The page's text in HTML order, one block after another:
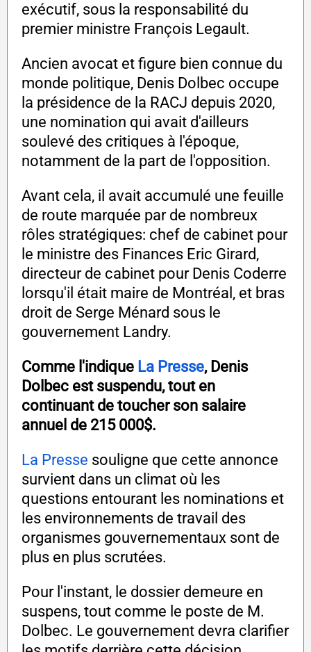
exécutif, sous la responsabilité du
premier ministre François Legault.
Ancien avocat et figure bien connue du
monde politique, Denis Dolbec occupe
la présidence de la RACJ depuis 2020,
une nomination qui avait d'ailleurs
soulevé des critiques à l'époque,
notamment de la part de l'opposition.
Avant cela, il avait accumulé une feuille
de route marquée par de nombreux
rôles stratégiques: chef de cabinet pour
le ministre des Finances Eric Girard,
directeur de cabinet pour Denis Coderre
lorsqu'il était maire de Montréal, et bras
droit de Serge Ménard sous le
gouvernement Landry.
Comme l'indique La Presse, Denis
Dolbec est suspendu, tout en
continuant de toucher son salaire
annuel de 215 000$.
La Presse souligne que cette annonce
survient dans un climat où les
questions entourant les nominations et
les environnements de travail des
organismes gouvernementaux sont de
plus en plus scrutées.
Pour l'instant, le dossier demeure en
suspens, tout comme le poste de M.
Dolbec. Le gouvernement devra clarifier